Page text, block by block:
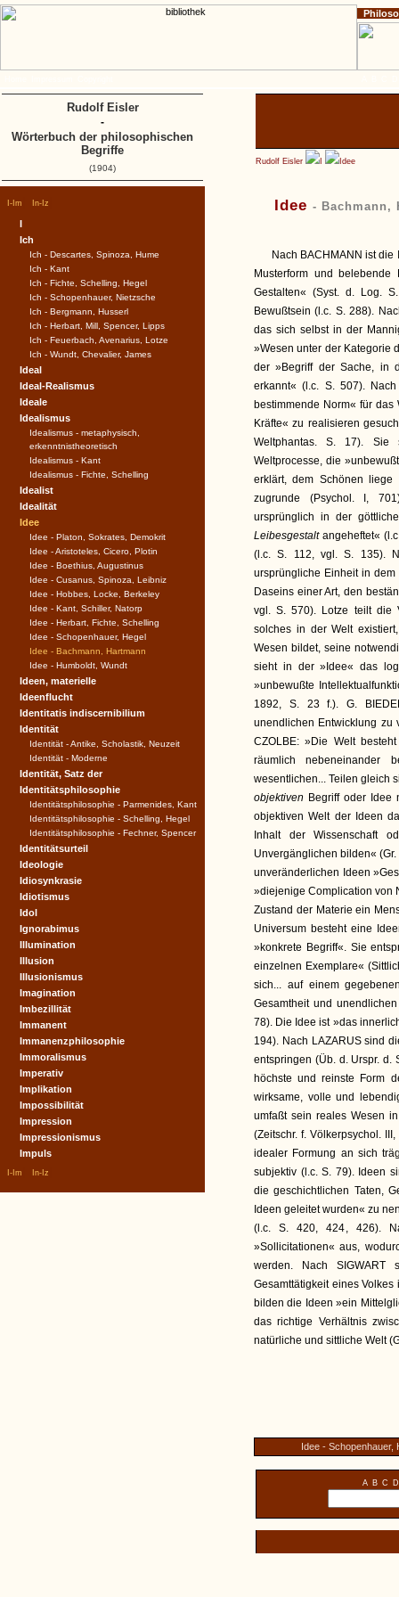
Rudolf Eisler Idee
Idee - Bachmann,
Nach BACHMANN ist
Musterform und
Gestalten« (Syst. d. Log.
Bewußtsein (l.c. S. 288).
das sich selbst in der
»Wesen unter der Kategorie
der »Begriff der Sache, in
erkannt« (l.c. S. 507).
bestimmende Norm« für
Kräfte« zu realisieren
Weltphantas. S. 17). Sie
Weltprocesse, die
erklärt, dem Schönen liege
zugrunde (Psychol. I,
ursprünglich in der
Leibesgestaltangeheftet«
(l.c. S. 112, vgl. S. 135).
ursprüngliche Einheit in
Daseins einer Art, den
vgl. S. 570). Lotze teilt die
solches in der Welt
Wesen bildet, seine
sieht in der »Idee« das
»unbewußte
1892, S. 23 f.). G.
unendlichen Entwicklung zu
CZOLBE: »Die Welt
räumlich nebeneinander
wesentlichen... Teilen gleich
objektiven Begriff oder Idee
objektiven Welt der Ideen
Inhalt der Wissenschaft
Unvergänglichen bilden«
unveränderlichen Ideen
»diejenige Complication von
Zustand der Materie ein
Universum besteht eine
»konkrete Begriff«. Sie
einzelnen Exemplare«
sich... auf einem
Gesamtheit und
78). Die Idee ist »das
194). Nach LAZARUS sind
entspringen (Üb. d. Urspr. d.
höchste und reinste Form
wirksame, volle und
umfaßt sein reales Wesen
(Zeitschr. f. Völkerpsychol.
idealer Formung an sich
subjektiv (l.c. S. 79). Ideen
die geschichtlichen Taten,
Ideen geleitet wurden« zu
(l.c. S. 420, 424, 426).
»Sollicitationen« aus,
werden. Nach
Gesamttätigkeit eines
bilden die Ideen »ein
das richtige Verhältnis
natürliche und sittliche Welt
Idee - Schopenhauer,
A B C D
I-Im In-Iz
I
Ich
Ich - Descartes, Spinoza, Hume
Ich - Kant
Ich - Fichte, Schelling, Hegel
Ich - Schopenhauer, Nietzsche
Ich - Bergmann, Husserl
Ich - Herbart, Mill, Spencer, Lipps
Ich - Feuerbach, Avenarius, Lotze
Ich - Wundt, Chevalier, James
Ideal
Ideal-Realismus
Ideale
Idealismus
Idealismus - metaphysisch,
erkenntnistheoretisch
Idealismus - Kant
Idealismus - Fichte, Schelling
Idealist
Idealität
Idee
Idee - Platon, Sokrates, Demokrit
Idee - Aristoteles, Cicero, Plotin
Idee - Boethius, Augustinus
Idee - Cusanus, Spinoza, Leibniz
Idee - Hobbes, Locke, Berkeley
Idee - Kant, Schiller, Natorp
Idee - Herbart, Fichte, Schelling
Idee - Schopenhauer, Hegel
Idee - Bachmann, Hartmann
Idee - Humboldt, Wundt
Ideen, materielle
Ideenflucht
Identitatis indiscernibilium
Identität
Identität - Antike, Scholastik, Neuzeit
Identität - Moderne
Identität, Satz der
Identitätsphilosophie
Identitätsphilosophie - Parmenides, Kant
Identitätsphilosophie - Schelling, Hegel
Identitätsphilosophie - Fechner, Spencer
Identitätsurteil
Ideologie
Idiosynkrasie
Idiotismus
Idol
Ignorabimus
Illumination
Illusion
Illusionismus
Imagination
Imbezillität
Immanent
Immanenzphilosophie
Immoralismus
Imperativ
Implikation
Impossibilität
Impression
Impressionismus
Impuls
I-Im In-Iz
Rudolf Eisler
-
Wörterbuch der philosophischen
Begriffe
(1904)